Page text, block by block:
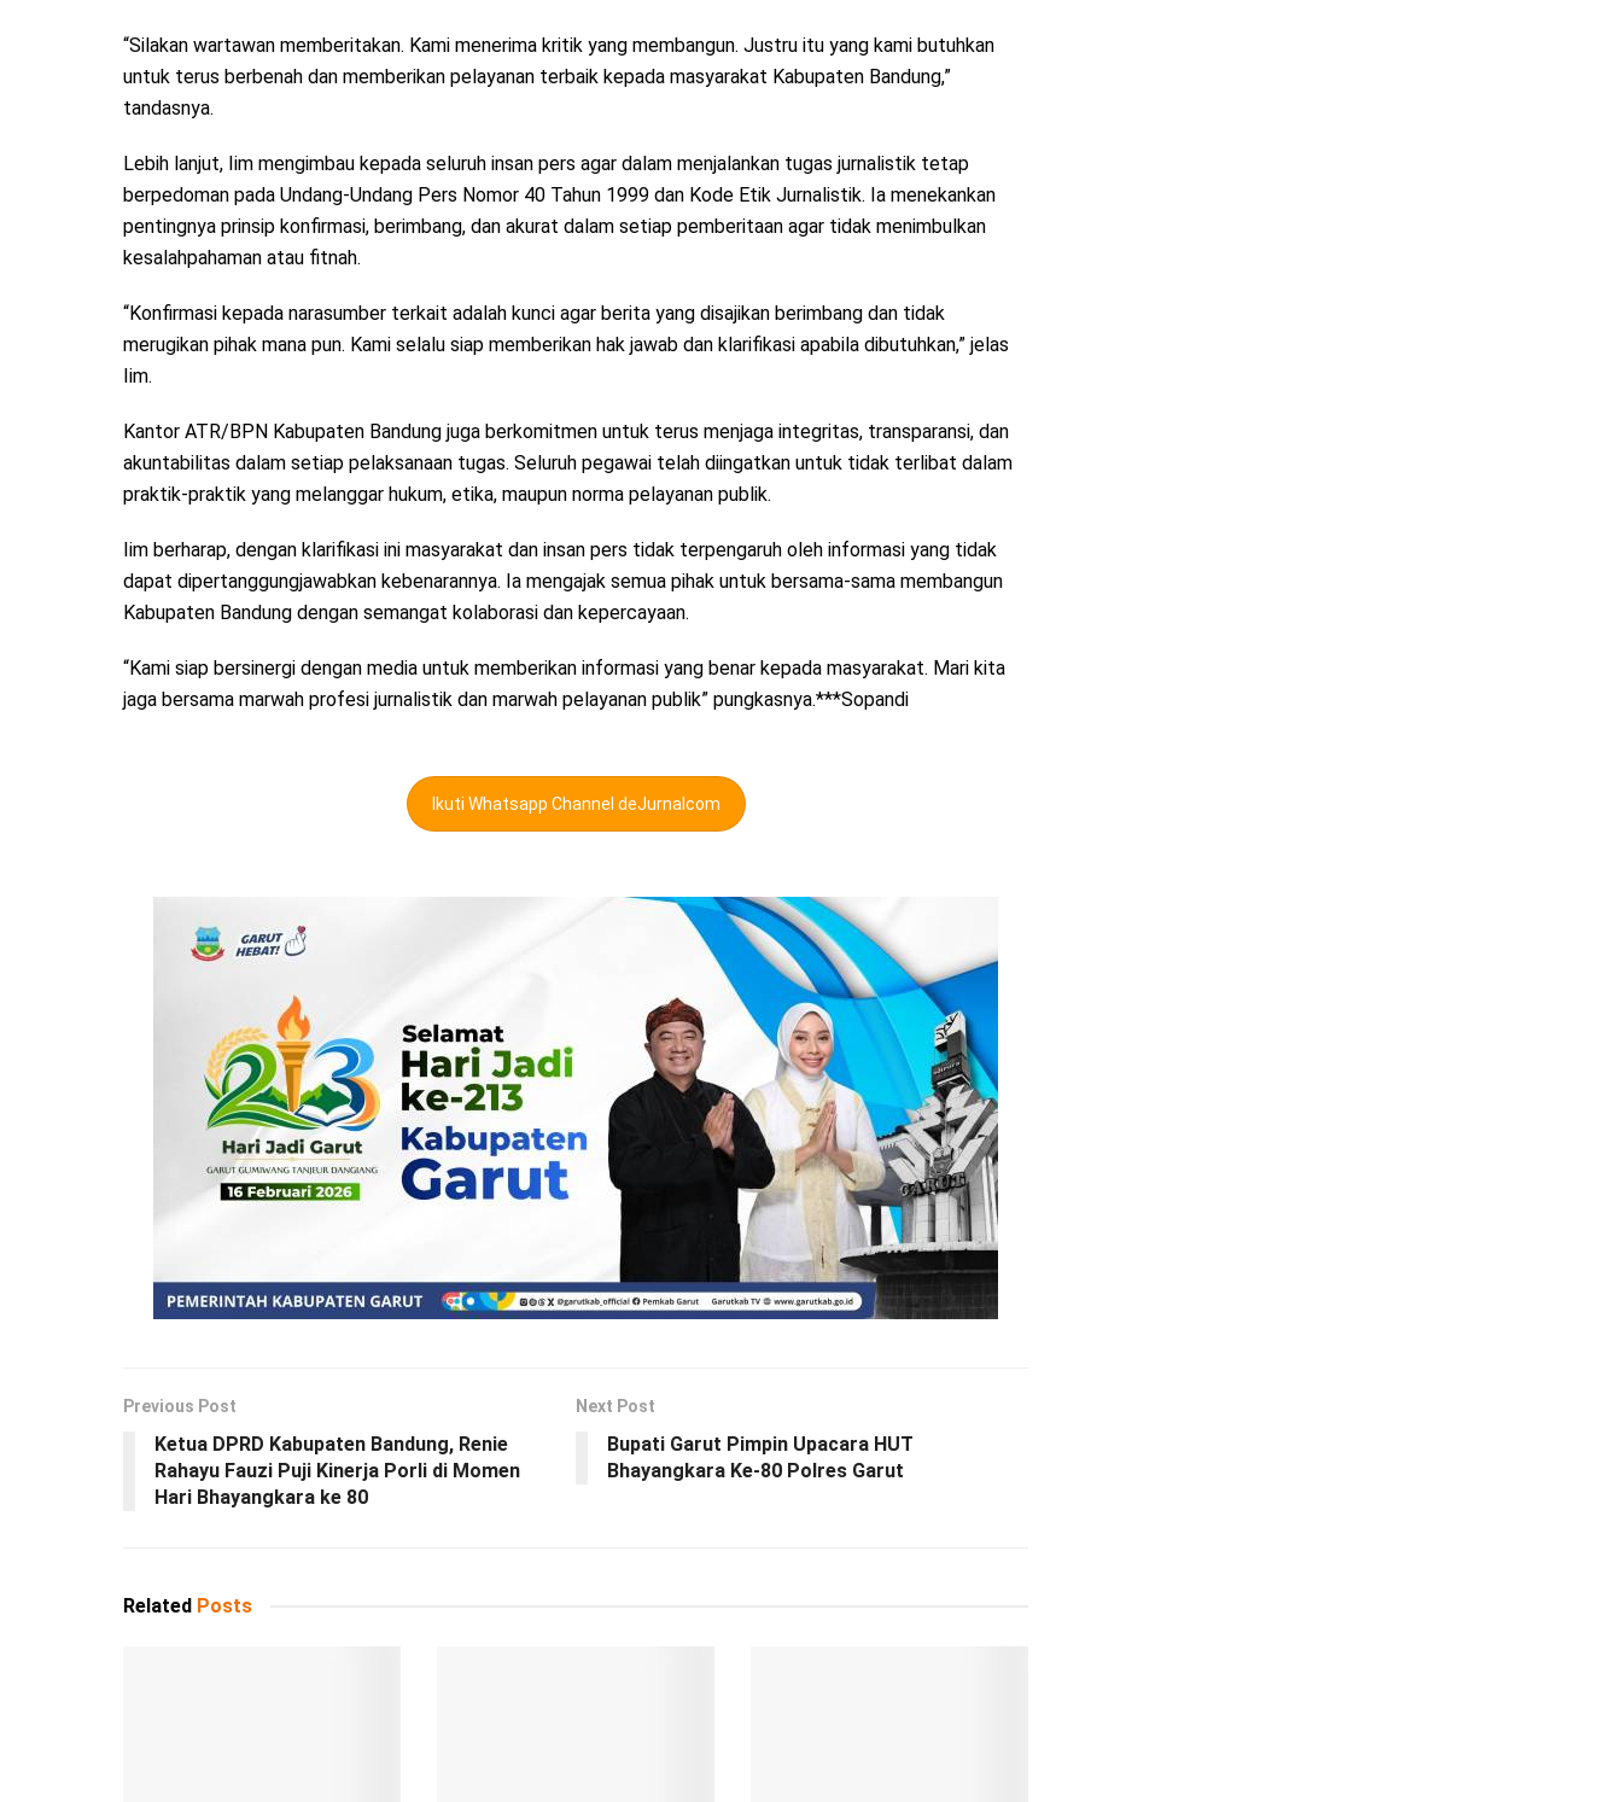
“Silakan wartawan memberitakan. Kami menerima kritik yang membangun. Justru itu yang kami butuhkan
untuk terus berbenah dan memberikan pelayanan terbaik kepada masyarakat Kabupaten Bandung,”
tandasnya.
Lebih lanjut, Iim mengimbau kepada seluruh insan pers agar dalam menjalankan tugas jurnalistik tetap
berpedoman pada Undang-Undang Pers Nomor 40 Tahun 1999 dan Kode Etik Jurnalistik. Ia menekankan
pentingnya prinsip konfirmasi, berimbang, dan akurat dalam setiap pemberitaan agar tidak menimbulkan
kesalahpahaman atau fitnah.
“Konfirmasi kepada narasumber terkait adalah kunci agar berita yang disajikan berimbang dan tidak
merugikan pihak mana pun. Kami selalu siap memberikan hak jawab dan klarifikasi apabila dibutuhkan,” jelas
Iim.
Kantor ATR/BPN Kabupaten Bandung juga berkomitmen untuk terus menjaga integritas, transparansi, dan
akuntabilitas dalam setiap pelaksanaan tugas. Seluruh pegawai telah diingatkan untuk tidak terlibat dalam
praktik-praktik yang melanggar hukum, etika, maupun norma pelayanan publik.
Iim berharap, dengan klarifikasi ini masyarakat dan insan pers tidak terpengaruh oleh informasi yang tidak
dapat dipertanggungjawabkan kebenarannya. Ia mengajak semua pihak untuk bersama-sama membangun
Kabupaten Bandung dengan semangat kolaborasi dan kepercayaan.
“Kami siap bersinergi dengan media untuk memberikan informasi yang benar kepada masyarakat. Mari kita
jaga bersama marwah profesi jurnalistik dan marwah pelayanan publik” pungkasnya.***Sopandi
Ikuti Whatsapp Channel deJurnalcom
Previous Post
Ketua DPRD Kabupaten Bandung, Renie
Rahayu Fauzi Puji Kinerja Porli di Momen
Hari Bhayangkara ke 80
Next Post
Bupati Garut Pimpin Upacara HUT
Bhayangkara Ke-80 Polres Garut
Related Posts